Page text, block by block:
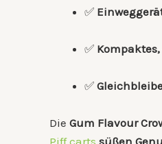
✅
✅
✅
Die Gum Flavour